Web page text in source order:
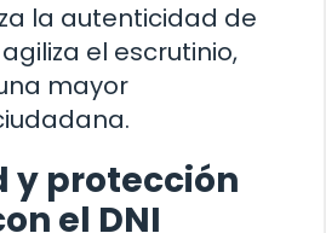
la autenticidad de
el escrutinio,
mayor
y protección
el DNI